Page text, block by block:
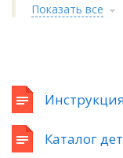
Показать все
Каталог